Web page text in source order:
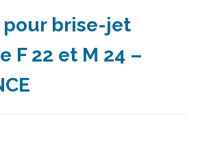
brise-jet
F 22 et M 24 –